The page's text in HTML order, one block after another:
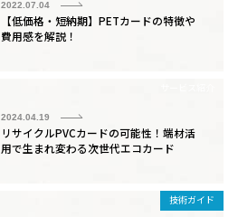
2022.07.04
【低価格・短納期】PETカードの特徴や
費用感を解説！
2024.04.19
リサイクルPVCカードの可能性！端材活
用で生まれ変わる次世代エコカード
技術ガイド